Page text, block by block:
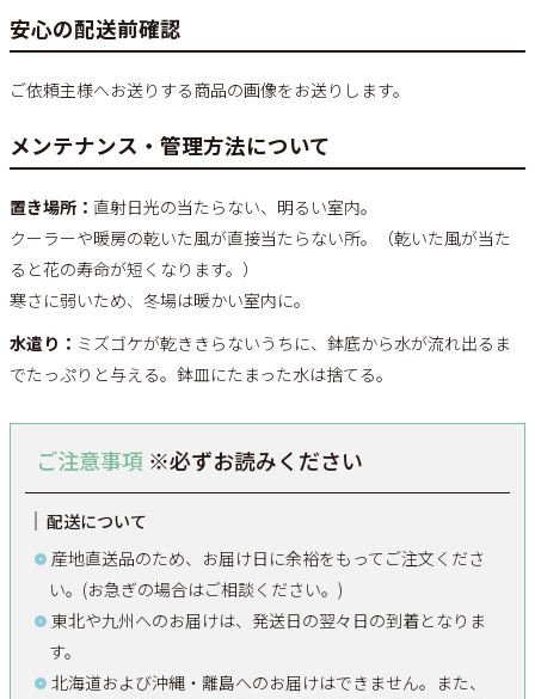
安心の配送前確認
ご依頼主様へお送りする商品の画像をお送りします。
メンテナンス・管理方法について
置き場所： 直射日光の当たらない、明るい室内。
クーラーや暖房の乾いた風が直接当たらない所。（乾いた風が当た
ると花の寿命が短くなります。）
寒さに弱いため、冬場は暖かい室内に。
水遣り： ミズゴケが乾ききらないうちに、鉢底から水が流れ出るま
でたっぷりと与える。鉢皿にたまった水は捨てる。
ご注意事項 ※必ずお読みください
配送について
産地直送品のため、お届け日に余裕をもってご注文くださ
い。(お急ぎの場合はご相談ください。)
東北や九州へのお届けは、発送日の翌々日の到着となりま
す。
北海道および沖縄・離島へのお届けはできません。また、